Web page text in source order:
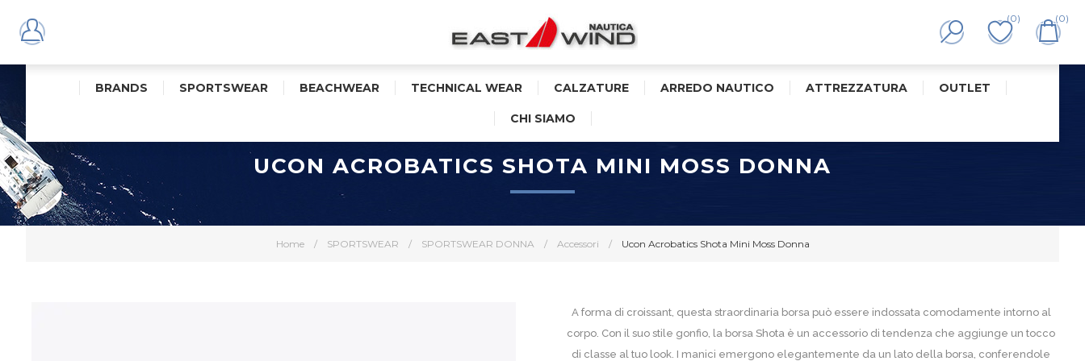
(0) (0)
BRANDS SPORTSWEAR BEACHWEAR TECHNICAL WEAR CALZATURE ARREDO NAUTICO ATTREZZATURA OUTLET
CHI SIAMO
Home / SPORTSWEAR / SPORTSWEAR DONNA / Accessori / Ucon Acrobatics Shota Mini Moss Donna
UCON ACROBATICS SHOTA MINI MOSS DONNA
A forma di croissant, questa straordinaria borsa può essere indossata comodamente intorno al
corpo. Con il suo stile gonfio, la borsa Shota è un accessorio di tendenza che aggiunge un tocco
di classe al tuo look. I manici emergono elegantemente da un lato della borsa, conferendole